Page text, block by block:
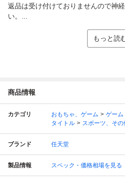
返品は受け付けておりませんので神
い。...
もっと読
商品情報
カテゴリ おもちゃ、ゲーム ゲーム
タイトル
スポーツ、その
ブランド 任天堂
製品情報 スペック・価格相場を見る